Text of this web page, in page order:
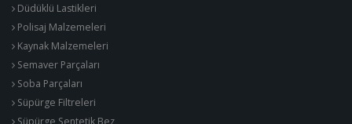
Düdüklü Lastikleri
Polisaj Malzemeleri
Kaynak Malzemeleri
Semaver Parçaları
Soba Parçaları
Süpürge Filtreleri
Süpürge Sentetik Bez